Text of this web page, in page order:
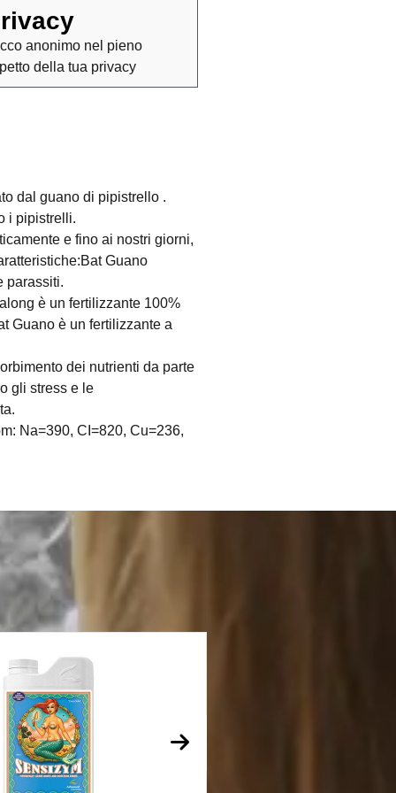
anonimo nel pieno
della tua privacy
dal guano di pipistrello .
i pipistrelli.
e fino ai nostri giorni,
Guano
parassiti.
è un fertilizzante 100%
Guano è un fertilizzante a
dei nutrienti da parte
gli stress e le
Na=390, CI=820, Cu=236,